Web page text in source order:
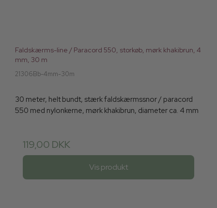
Faldskærms-line / Paracord 550, storkøb, mørk khakibrun, 4
mm, 30 m
21306Bb-4mm-30m
30 meter, helt bundt, stærk faldskærmssnor / paracord
550 med nylonkerne, mørk khakibrun, diameter ca. 4 mm
119,00 DKK
Vis produkt